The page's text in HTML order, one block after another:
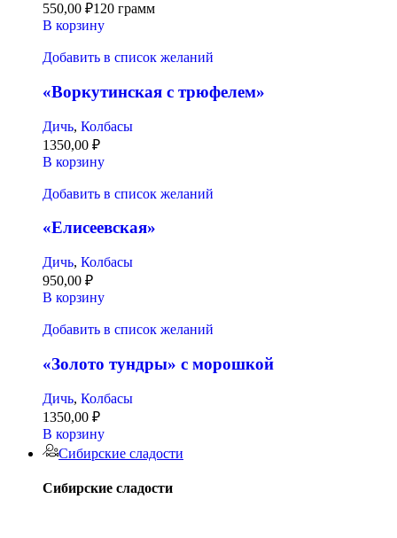
550,00 ₽120 грамм
В корзину
Добавить в список желаний
«Воркутинская с трюфелем»
Дичь, Колбасы
1350,00 ₽
В корзину
Добавить в список желаний
«Елисеевская»
Дичь, Колбасы
950,00 ₽
В корзину
Добавить в список желаний
«Золото тундры» с морошкой
Дичь, Колбасы
1350,00 ₽
В корзину
Сибирские сладости
Сибирские сладости